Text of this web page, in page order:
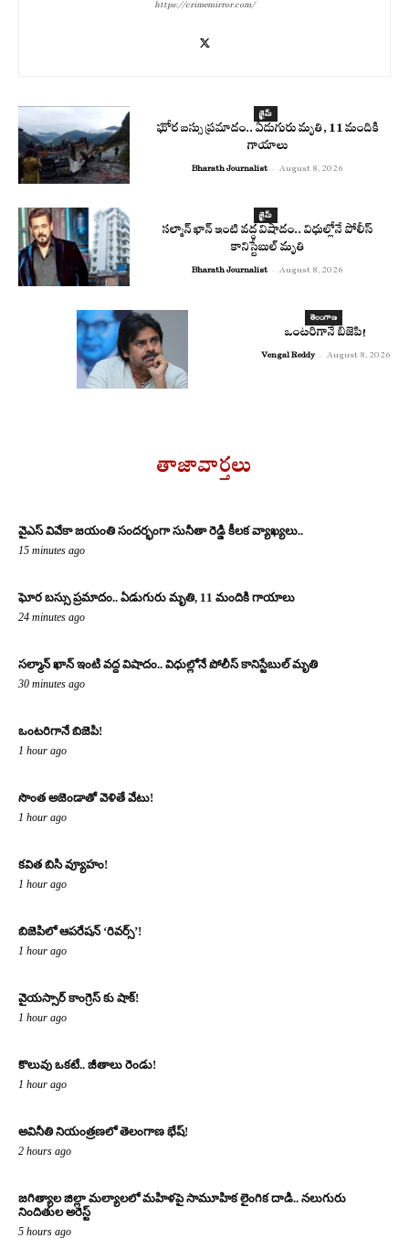
https://crimemirror.com/
క్రైమ్
ఘోర బస్సు ప్రమాదం.. ఏడుగురు మృతి, 11 మందికి
గాయాలు
Bharath Journalist - August 8, 2026
క్రైమ్
సల్మాన్ ఖాన్ ఇంటి వద్ద విషాదం.. విధుల్లోనే పోలీస్
కానిస్టేబుల్ మృతి
Bharath Journalist - August 8, 2026
తెలంగాణ
ఒంటరిగానే బిజెపి!
Vengal Reddy - August 8, 2026
తాజావార్తలు
వైఎస్ వివేకా జయంతి సందర్భంగా సునీతా రెడ్డి కీలక వ్యాఖ్యలు..
15 minutes ago
ఘోర బస్సు ప్రమాదం.. ఏడుగురు మృతి, 11 మందికి గాయాలు
24 minutes ago
సల్మాన్ ఖాన్ ఇంటి వద్ద విషాదం.. విధుల్లోనే పోలీస్ కానిస్టేబుల్ మృతి
30 minutes ago
ఒంటరిగానే బిజెపి!
1 hour ago
సొంత అజెండాతో వెళితే వేటు!
1 hour ago
కవిత బిసి వ్యూహం!
1 hour ago
బిజెపిలో ఆపరేషన్ ‘రివర్స్’!
1 hour ago
వైయస్సార్ కాంగ్రెస్ కు షాక్!
1 hour ago
కొలువు ఒకటే.. జీతాలు రెండు!
1 hour ago
అవినీతి నియంత్రణలో తెలంగాణ భేష్!
2 hours ago
జగిత్యాల జిల్లా మల్యాలలో మహిళపై సామూహిక లైంగిక దాడి.. నలుగురు
నిందితుల అరెస్ట్
5 hours ago